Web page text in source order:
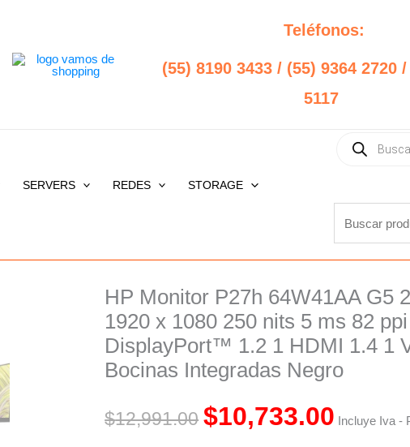
Teléfonos:
(55) 8190 3433 / (55) 9364 2720
5117
SERVERS REDES
STORAGE
search
Buscar
HP Monitor P27h 64W41AA G5
1920 x 1080 250 nits 5 ms 82
DisplayPort™ 1.2 1 HDMI 1.4 1
Bocinas Integradas Negro
$12,991.00
Original
price
was:
$12,991.00.
$10,733.00
Current
price
is:
Incluye Iva -